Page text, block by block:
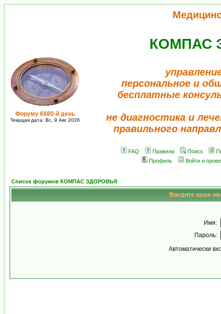
Форуму 6680-й день
Текущая дата: Вс, 9 Авг 2026
КОМПАС
персональное и
бесплатные
не диагностика и
правильного
FAQ Правила Поиск
Профиль
Войти и
Список форумов КОМПАС ЗДОРОВЬЯ
Введите ваше
Имя:
Пароль:
Автоматически